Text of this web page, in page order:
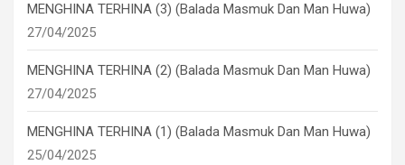
MENGHINA TERHINA (3) (Balada Masmuk Dan Man Huwa)
27/04/2025
MENGHINA TERHINA (2) (Balada Masmuk Dan Man Huwa)
27/04/2025
MENGHINA TERHINA (1) (Balada Masmuk Dan Man Huwa)
25/04/2025